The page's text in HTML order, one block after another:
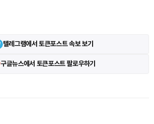
텔레그램에서 토큰포스트 속보 보기
구글뉴스에서 토큰포스트 팔로우하기